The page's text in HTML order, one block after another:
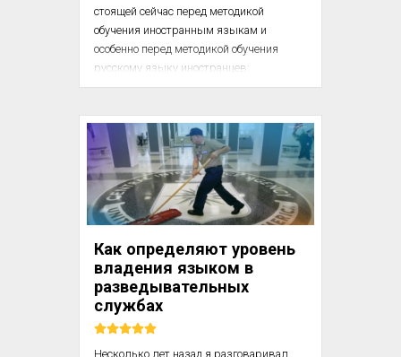
стоящей сейчас перед методикой
обучения иностранным языкам и
особенно перед методикой обучения
русскому языку иностранцев:
решительно поднять уровень
иностранным (русским) языком. Я,
однако, не могу вовсе обойти при этом
общего, принципиально-методического
вопроса о так называемом прямом
методе обучения иностранному языку.
практически владеть иностранным
языком. Это значит в известных пре...
Как определяют уровень
владения языком в
разведывательных
службах
Несколько лет назад я разговаривал